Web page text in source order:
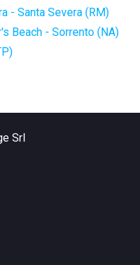
- Santa Severa (RM)
Beach - Sorrento (NA)
Srl